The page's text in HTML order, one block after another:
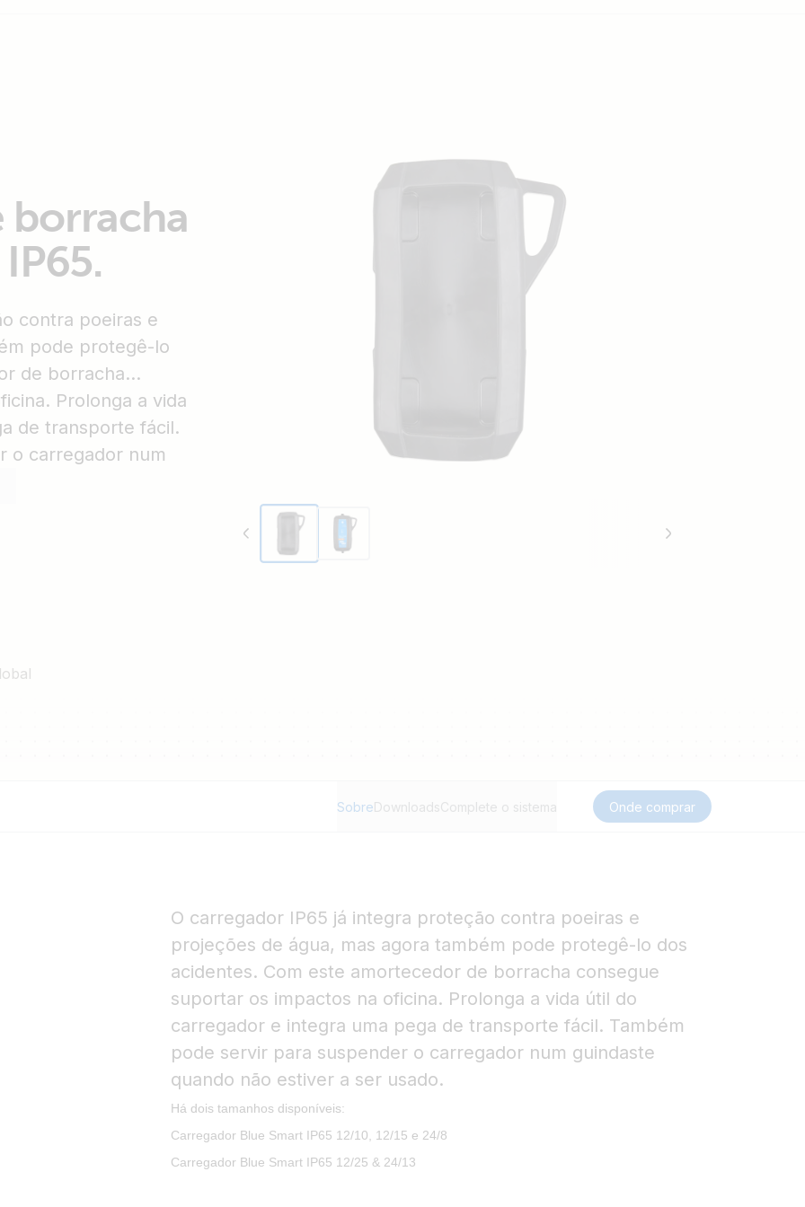
contra poeiras e
pode protegê-lo
de borracha
Prolonga a vida
de transporte fácil.
o carregador num
SobreDownloadsComplete o sistema Onde comprar
O carregador IP65 já integra proteção contra poeiras e
projeções de água, mas agora também pode protegê-lo dos
acidentes. Com este amortecedor de borracha consegue
suportar os impactos na oficina. Prolonga a vida útil do
carregador e integra uma pega de transporte fácil. Também
pode servir para suspender o carregador num guindaste
quando não estiver a ser usado.
Há dois tamanhos disponíveis:
Carregador Blue Smart IP65 12/10, 12/15 e 24/8
Carregador Blue Smart IP65 12/25 & 24/13